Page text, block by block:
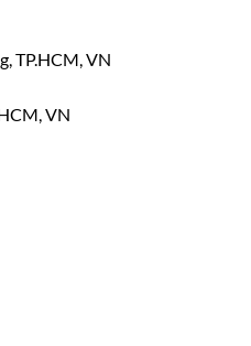
TP.HCM, VN
VN